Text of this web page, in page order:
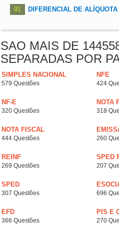
91 DIFERENCIAL DE
SAO MAIS DE
SEPARADAS POR
SIMPLES NACIONAL
579 Questões
NFE
424
NF-E
320 Questões
NOTA
318
NOTA FISCAL
444 Questões 260
REINF
269 Questões
SPED
207
SPED
307 Questões 696
EFD
366 Questões
PIS E
270